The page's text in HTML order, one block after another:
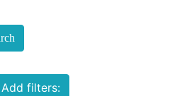
Add filters: